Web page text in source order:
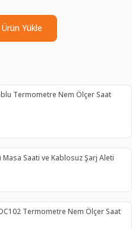
Yükle
Termometre Nem Ölçer Saat
Masa Saati ve Kablosuz Şarj Aleti
Termometre Nem Ölçer Saat